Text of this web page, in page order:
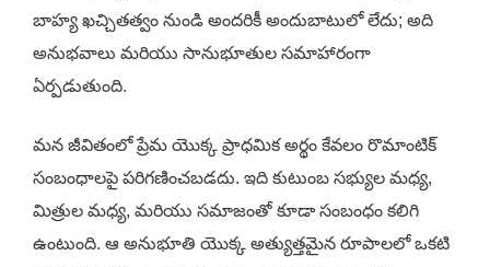
బాహ్య ఖచ్చితత్వం నుండి అందరికీ అందుబాటులో లేదు; అది
అనుభవాలు మరియు సానుభూతుల సమాహారంగా
ఏర్పడుతుంది.
మన జీవితంలో ప్రేమ యొక్క ప్రాధమిక అర్థం కేవలం రొమాంటిక్
సంబంధాలపై పరిగణించబడదు. ఇది కుటుంబ సభ్యుల మధ్య,
మిత్రుల మధ్య, మరియు సమాజంతో కూడా సంబంధం కలిగి
ఉంటుంది. ఆ అనుభూతి యొక్క అత్యుత్తమైన రూపాలలో ఒకటి